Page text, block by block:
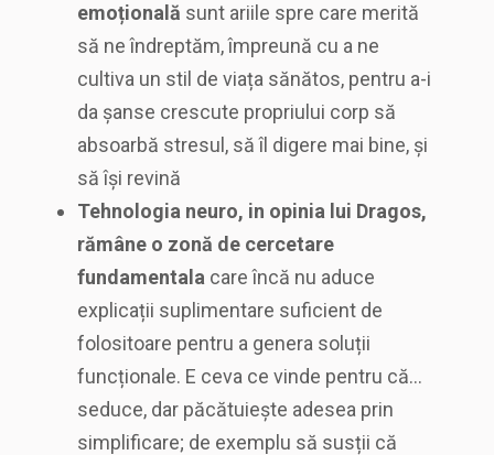
emoțională sunt ariile spre care merită
să ne îndreptăm, împreună cu a ne
cultiva un stil de viața sănătos, pentru a-i
da șanse crescute propriului corp să
absoarbă stresul, să îl digere mai bine, și
să își revină
Tehnologia neuro, in opinia lui Dragos,
rămâne o zonă de cercetare
fundamentala care încă nu aduce
explicații suplimentare suficient de
folositoare pentru a genera soluții
funcționale. E ceva ce vinde pentru că…
seduce, dar păcătuiește adesea prin
simplificare; de exemplu să susții că